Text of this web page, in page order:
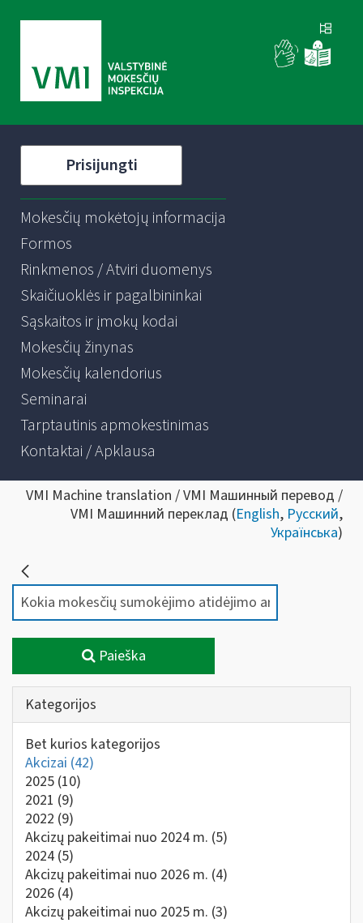
Prisijungti
Mokesčių mokėtojų informacija
Formos
Rinkmenos / Atviri duomenys
Skaičiuoklės ir pagalbininkai
Sąskaitos ir įmokų kodai
Mokesčių žinynas
Mokesčių kalendorius
Seminarai
Tarptautinis apmokestinimas
Kontaktai / Apklausa
VMI Machine translation / VMI Машинный перевод /
VMI Машинний переклад (English, Русский,
Українська)
Paieška
Kategorijos
Bet kurios kategorijos
Akcizai (42)
2025 (10)
2021 (9)
2022 (9)
Akcizų pakeitimai nuo 2024 m. (5)
2024 (5)
Akcizų pakeitimai nuo 2026 m. (4)
2026 (4)
Akcizų pakeitimai nuo 2025 m. (3)